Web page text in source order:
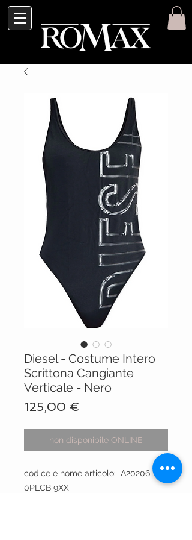
Diesel - Costume Intero
Scrittona Cangiante
Verticale - Nero
125,00 €
non disponibile ONLINE
codice e nome articolo: A20206
0PLCB 9XX